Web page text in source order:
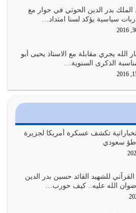
عن ذكر الله وعن هدى الله
أكثر ولاءً وطاعة للشيطان كلما كانوا
سبيله بالحياة الأبدية والرزق
في…
لمعرفة رسول الله معرفة سيرته
نفسك هنا اترك القرآن على أصله
لديك على…
الملك بدر الدين الحوثي في حوار مع
سياسية يؤكد لسنا امتداد…
الله يجري مقابلة مع الاستاذ يحيى أبو
الذكرى السنوية…
تكشف عسكرة أمريكا لجزيرة
سعودي
للشهيد القائد حسين بدر الدين
الله عليه.. كيف حورب…